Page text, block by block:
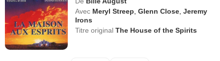
Avec Meryl Streep,Glenn Close,Jeremy
Irons
Titre originalThe House of the Spirits